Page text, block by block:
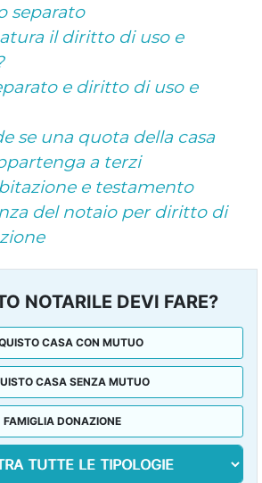
separato
il diritto di uso e
e diritto di uso e
se una quota della casa
a terzi
e testamento
del notaio per diritto di
NOTARILE DEVI FARE?
CASA CON MUTUO
CASA SENZA MUTUO
FAMIGLIA DONAZIONE